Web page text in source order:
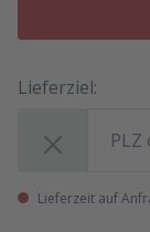
Lieferziel:
Lieferzeit auf